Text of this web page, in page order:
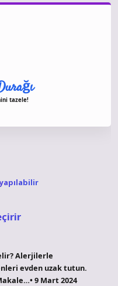
tazele!
Alerjilerle
evden uzak tutun.
9 Mart 2024